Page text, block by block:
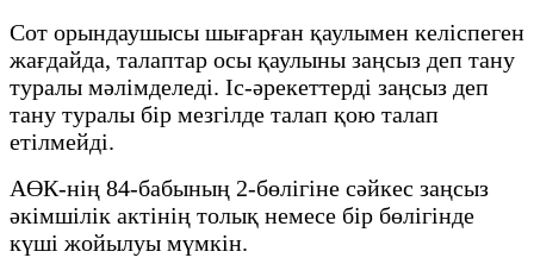
Сот орындаушысы шығарған қаулымен келіспеген
жағдайда, талаптар осы қаулыны заңсыз деп тану
туралы мәлімделеді. Іс-әрекеттерді заңсыз деп
тану туралы бір мезгілде талап қою талап
етілмейді.
АӨК-нің 84-бабының 2-бөлігіне сәйкес заңсыз
әкімшілік актінің толық немесе бір бөлігінде
күші жойылуы мүмкін.